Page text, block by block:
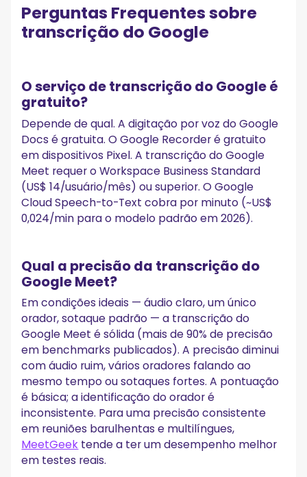
Perguntas Frequentes sobre
transcrição do Google
O serviço de transcrição do Google é
gratuito?
Depende de qual. A digitação por voz do Google
Docs é gratuita. O Google Recorder é gratuito
em dispositivos Pixel. A transcrição do Google
Meet requer o Workspace Business Standard
(US$ 14/usuário/mês) ou superior. O Google
Cloud Speech-to-Text cobra por minuto (~US$
0,024/min para o modelo padrão em 2026).
Qual a precisão da transcrição do
Google Meet?
Em condições ideais — áudio claro, um único
orador, sotaque padrão — a transcrição do
Google Meet é sólida (mais de 90% de precisão
em benchmarks publicados). A precisão diminui
com áudio ruim, vários oradores falando ao
mesmo tempo ou sotaques fortes. A pontuação
é básica; a identificação do orador é
inconsistente. Para uma precisão consistente
em reuniões barulhentas e multilíngues,
MeetGeek tende a ter um desempenho melhor
em testes reais.